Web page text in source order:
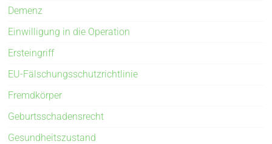
Demenz
Einwilligung in die Operation
Ersteingriff
EU-Fälschungsschutzrichtlinie
Fremdkörper
Geburtsschadensrecht
Gesundheitszustand